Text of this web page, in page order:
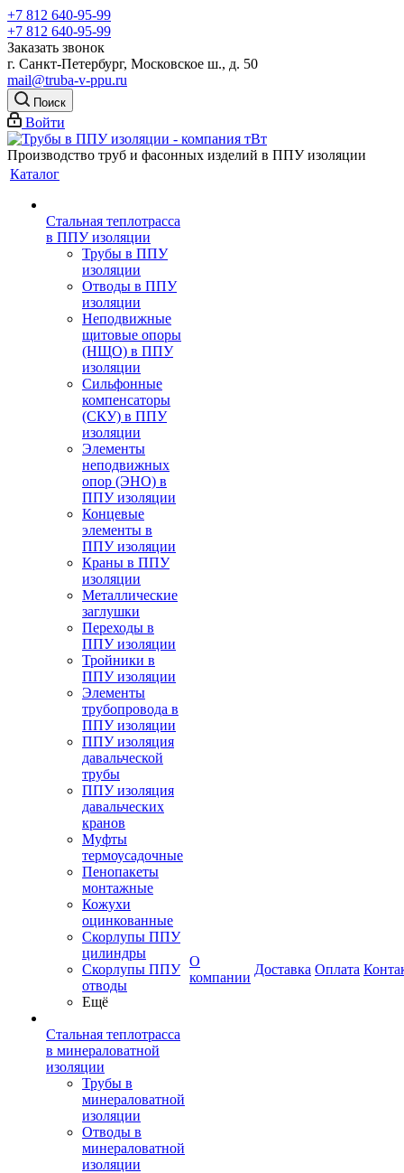
+7 812 640-95-99
+7 812 640-95-99
Заказать звонок
г. Санкт-Петербург, Московское ш., д. 50
mail@truba-v-ppu.ru
Поиск
Войти
Производство труб и фасонных изделий в ППУ изоляции
Каталог
Стальная теплотрасса
в ППУ изоляции
Трубы в ППУ
изоляции
Отводы в ППУ
изоляции
Неподвижные
щитовые опоры
(НЩО) в ППУ
изоляции
Cильфонные
компенсаторы
(СКУ) в ППУ
изоляции
Элементы
неподвижных
опор (ЭНО) в
ППУ изоляции
Концевые
элементы в
ППУ изоляции
Краны в ППУ
изоляции
Металлические
заглушки
Переходы в
ППУ изоляции
Тройники в
ППУ изоляции
Элементы
трубопровода в
ППУ изоляции
ППУ изоляция
давальческой
трубы
ППУ изоляция
давальческих
кранов
Муфты
термоусадочные
Пенопакеты
монтажные
Кожухи
оцинкованные
Скорлупы ППУ
цилиндры
Скорлупы ППУ
отводы
Ещё
Стальная теплотрасса
в минераловатной
изоляции
Трубы в
минераловатной
изоляции
Отводы в
минераловатной
изоляции
О
компании
Доставка Оплата